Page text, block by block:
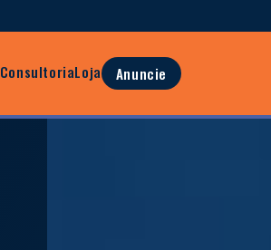
ConsultoriaLoja Anuncie